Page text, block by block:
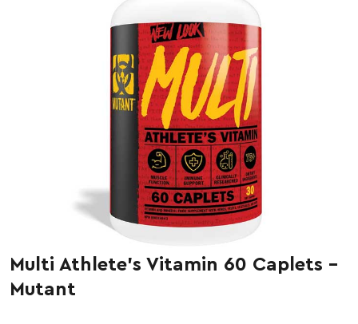
Multi Athlete's Vitamin 60 Caplets -
Mutant